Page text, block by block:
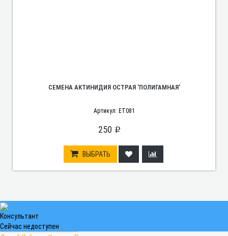
СЕМЕНА АКТИНИДИЯ ОСТРАЯ 'ПОЛИГАМНАЯ'
Артикул: ET081
250 p
ВЫБРАТЬ
Консультант
Сейчас недоступен